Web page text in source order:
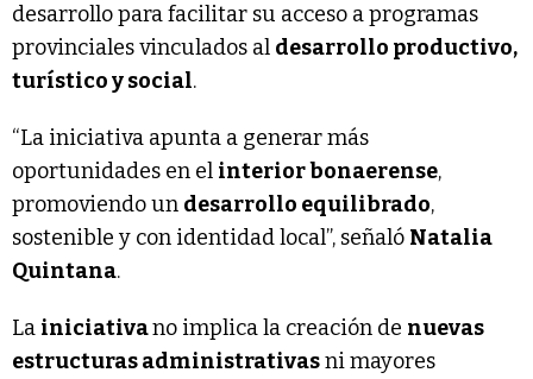
desarrollo para facilitar su acceso a programas
provinciales vinculados al desarrollo productivo,
turístico y social.
“La iniciativa apunta a generar más
oportunidades en el interior bonaerense,
promoviendo un desarrollo equilibrado,
sostenible y con identidad local”, señaló Natalia
Quintana.
La iniciativano implica la creación de nuevas
estructuras administrativasni mayores